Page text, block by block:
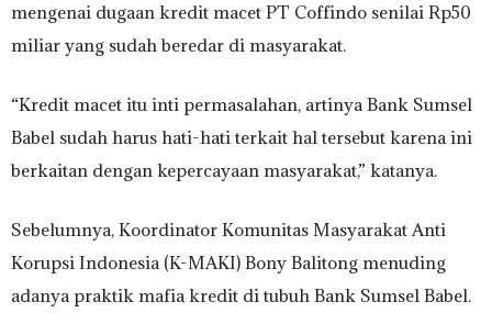
mengenai dugaan kredit macet PT Coffindo senilai Rp50
miliar yang sudah beredar di masyarakat.
“Kredit macet itu inti permasalahan, artinya Bank Sumsel
Babel sudah harus hati-hati terkait hal tersebut karena ini
berkaitan dengan kepercayaan masyarakat,” katanya.
Sebelumnya, Koordinator Komunitas Masyarakat Anti
Korupsi Indonesia (K-MAKI) Bony Balitong menuding
adanya praktik mafia kredit di tubuh Bank Sumsel Babel.